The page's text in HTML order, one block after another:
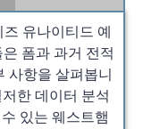
유나이티드 예
폼과 과거 전적
사항을 살펴봅니
한 데이터 분석
있는 웨스트햄